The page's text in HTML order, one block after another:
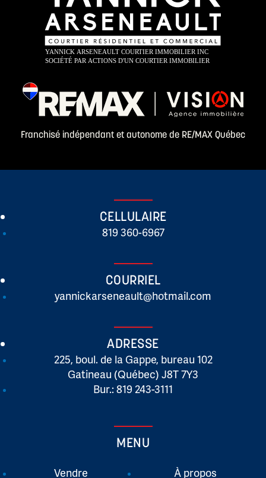
Franchisé indépendant et autonome de RE/MAX Québec
CELLULAIRE
819 360-6967
COURRIEL
yannickarseneault@hotmail.com
ADRESSE
225, boul. de la Gappe, bureau 102
Gatineau (Québec) J8T 7Y3
Bur.: 819 243-3111
MENU
Vendre À propos